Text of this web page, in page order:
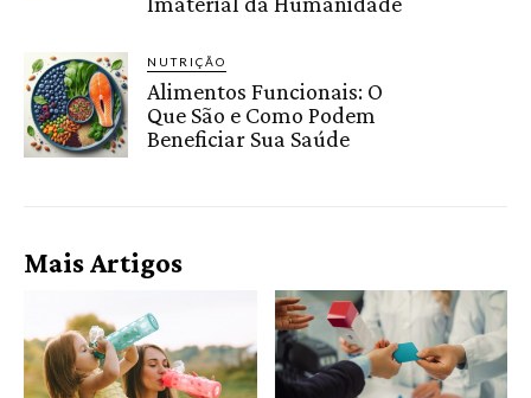
NUTRIÇÃO
Alimentos Funcionais: O
Que São e Como Podem
Beneficiar Sua Saúde
Mais Artigos